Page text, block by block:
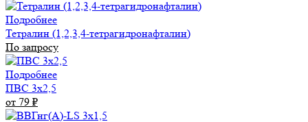
Подробнее
Тетралин (1,2,3,4-тетрагидронафталин)
По запросу
Подробнее
ПВС 3х2,5
от 79 ₽